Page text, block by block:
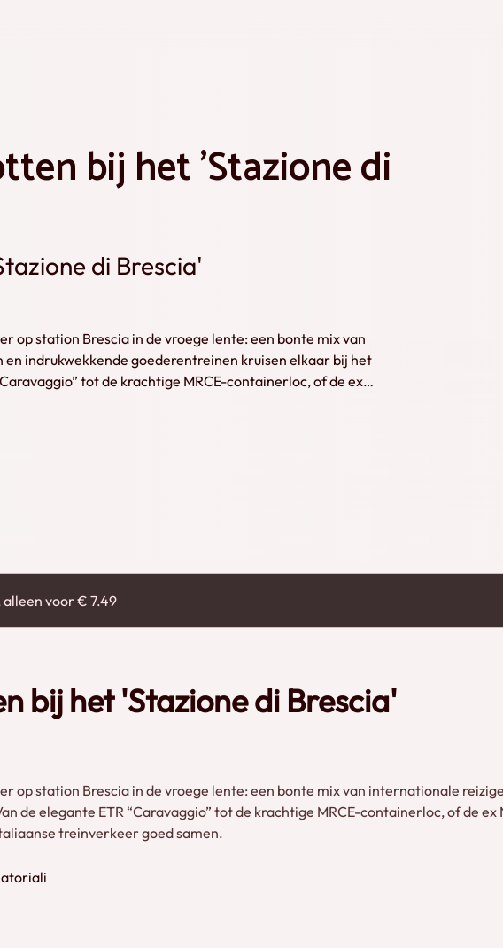
bij het 'Stazione di
di Brescia'
op station Brescia in de vroege lente: een bonte mix van
indrukwekkende goederentreinen kruisen elkaar bij het
tot de krachtige MRCE-containerloc, of de ex
voor € 7.49
bij het 'Stazione di Brescia'
op station Brescia in de vroege lente: een bonte mix van internationale
de elegante ETR “Caravaggio” tot de krachtige MRCE-containerloc, of de
treinverkeer goed samen.